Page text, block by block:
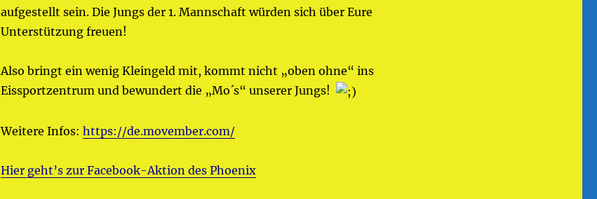
aufgestellt sein. Die Jungs der 1. Mannschaft würden sich über Eure
Unterstützung freuen!
Also bringt ein wenig Kleingeld mit, kommt nicht „oben ohne“ ins
Eissportzentrum und bewundert die „Mo´s“ unserer Jungs!
Weitere Infos:https://de.movember.com/
Hier geht’s zur Facebook-Aktion des Phoenix